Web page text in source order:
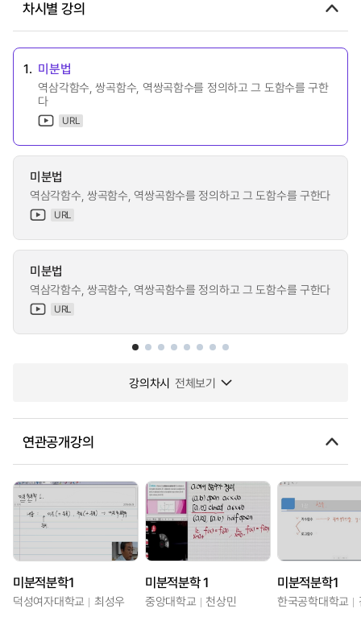
차시별 강의
1. 미분법
역삼각함수, 쌍곡함수, 역쌍곡함수를 정의하고 그 도함수를 구한
다
URL
미분법
역삼각함수, 쌍곡함수, 역쌍곡함수를 정의하고 그 도함수를 구한다
URL
미분법
역삼각함수, 쌍곡함수, 역쌍곡함수를 정의하고 그 도함수를 구한다
URL
강의차시 전체보기
연관공개강의
미분적분학1
덕성여자대학교 최성우
미분적분학 1
중앙대학교 천상민
미분적분학1
한국공학대학교